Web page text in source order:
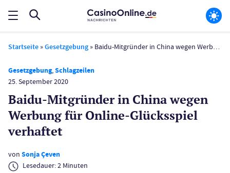
Startseite »Gesetzgebung » Baidu-Mitgründer in China wegen Werbung für Online-Glücksspiel verhaftet
Gesetzgebung,Schlagzeilen
25. September 2020
Baidu-Mitgründer in China wegen
Werbung für Online-Glücksspiel
verhaftet
von Sonja Çeven
Lesedauer:2 Minuten